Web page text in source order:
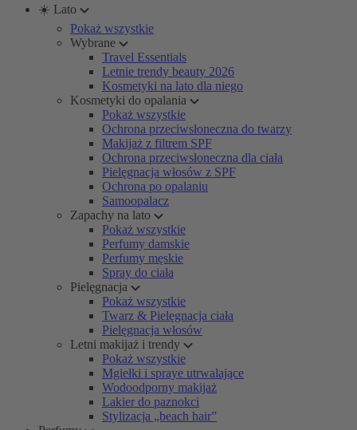
☀️ Lato
Pokaż wszystkie
Wybrane
Travel Essentials
Letnie trendy beauty 2026
Kosmetyki na lato dla niego
Kosmetyki do opalania
Pokaż wszystkie
Ochrona przeciwsłoneczna do twarzy
Makijaż z filtrem SPF
Ochrona przeciwsłoneczna dla ciała
Pielęgnacja włosów z SPF
Ochrona po opalaniu
Samoopalacz
Zapachy na lato
Pokaż wszystkie
Perfumy damskie
Perfumy męskie
Spray do ciała
Pielęgnacja
Pokaż wszystkie
Twarz & Pielęgnacja ciała
Pielęgnacja włosów
Letni makijaż i trendy
Pokaż wszystkie
Mgiełki i spraye utrwalające
Wodoodporny makijaż
Lakier do paznokci
Stylizacja „beach hair”